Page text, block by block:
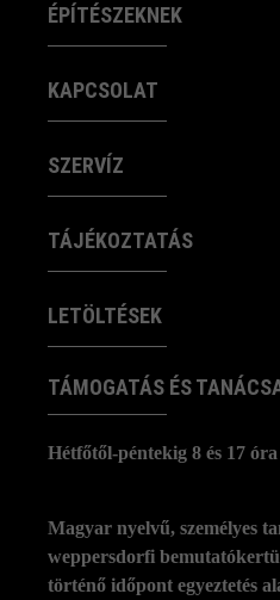
ÉPÍTÉSZEKNEK
KAPCSOLAT
SZERVÍZ
TÁJÉKOZTATÁS
LETÖLTÉSEK
TÁMOGATÁS ÉS
Hétfőtől-péntekig 8 és 17
Magyar nyelvű, személyes
weppersdorfi
történő időpont egyeztetés